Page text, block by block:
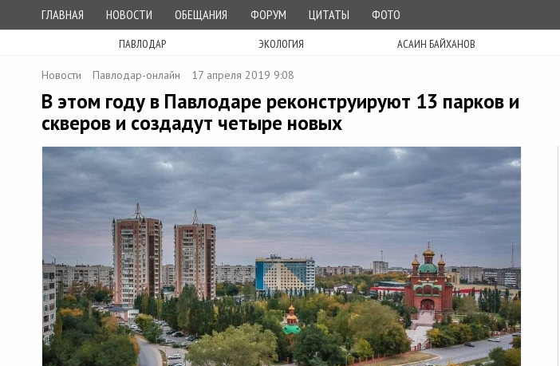
ГЛАВНАЯ НОВОСТИ ОБЕЩАНИЯ ФОРУМ ЦИТАТЫ ФОТО
ПАВЛОДАР ЭКОЛОГИЯ АСАИН БАЙХАНОВ
Новости Павлодар-онлайн 17 апреля 2019 9:08
В этом году в Павлодаре реконструируют 13 парков и
скверов и создадут четыре новых